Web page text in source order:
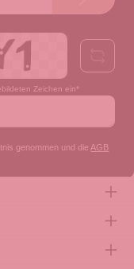
Zeichen ein*
genommen und die AGB